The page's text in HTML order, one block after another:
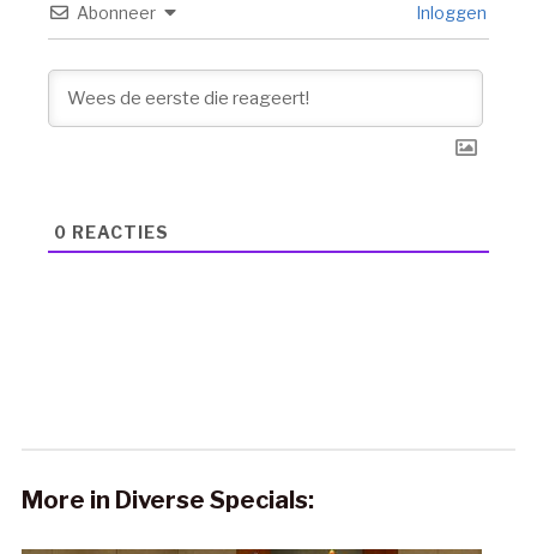
Abonneer Inloggen
0 REACTIES
More in Diverse Specials: